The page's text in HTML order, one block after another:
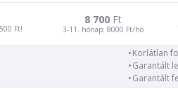
Ft!
8 700Ft
3-11. hónap: 8000 Ft/hó
Korlátlan
Garantált
Garantált